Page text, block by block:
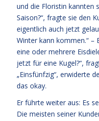
und die Floristin kannten
Saison?“, fragte sie den
eigentlich auch jetzt
Winter kann kommen.“ –
eine oder mehrere
jetzt für eine Kugel?“,
„Einsfünfzig“, erwiderte
das okay.
Er führte weiter aus: Es
Die meisten seiner